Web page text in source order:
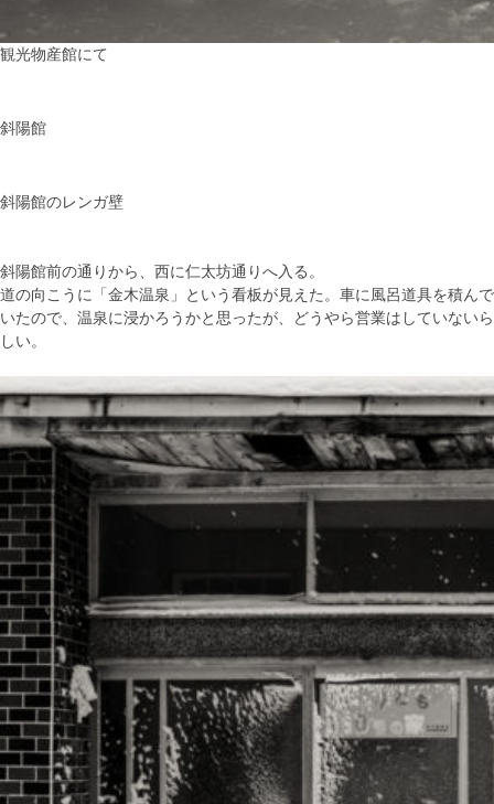
観光物産館にて
斜陽館
斜陽館のレンガ壁
斜陽館前の通りから、西に仁太坊通りへ入る。
道の向こうに「金木温泉」という看板が見えた。車に風呂道具を積んで
いたので、温泉に浸かろうかと思ったが、どうやら営業はしていないら
しい。